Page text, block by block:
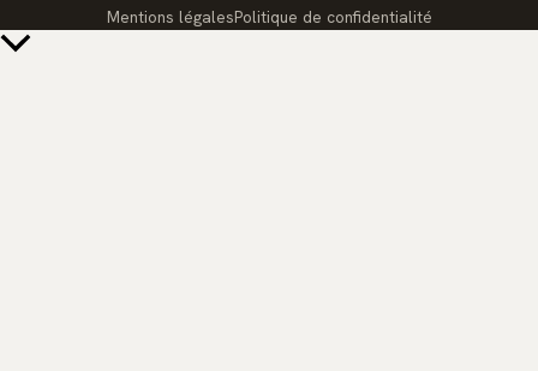
Mentions légalesPolitique de confidentialité